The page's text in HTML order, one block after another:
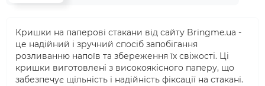
Кришки на паперові стакани від сайту Bringme.ua -
це надійний і зручний спосіб запобігання
розливанню напоїв та збереження їх свіжості. Ці
кришки виготовлені з високоякісного паперу, що
забезпечує щільність і надійність фіксації на стакані.